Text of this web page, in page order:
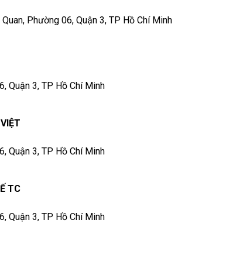
Phường 06, Quận 3, TP Hồ Chí Minh
Quận 3, TP Hồ Chí Minh
Quận 3, TP Hồ Chí Minh
TC
Quận 3, TP Hồ Chí Minh